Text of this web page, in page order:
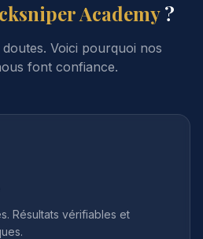
Academy?
Voici pourquoi nos
font confiance.
Résultats vérifiables et